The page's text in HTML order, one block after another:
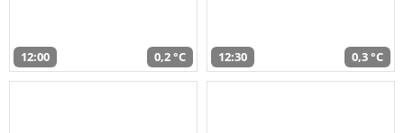
12:00 0,2 °C 12:30 0,3 °C